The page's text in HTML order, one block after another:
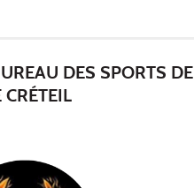
DES SPORTS DE
CRÉTEIL